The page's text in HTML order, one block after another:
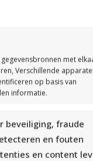
met
Verschillende
op basis van
informatie.
beveiliging, fraude
en fouten
en content